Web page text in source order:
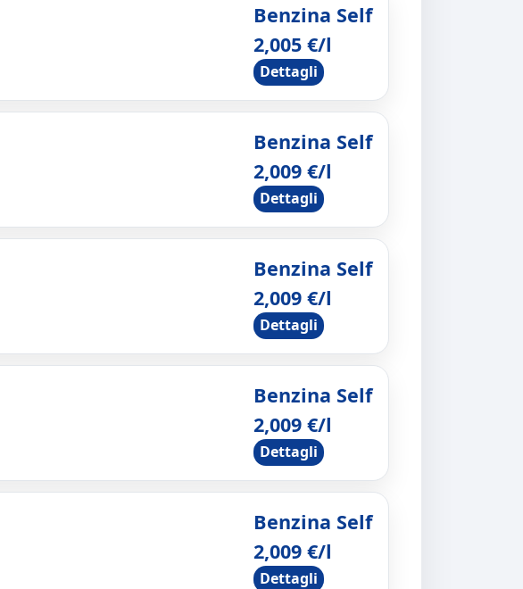
Benzina Self
2,005 €/l
Dettagli
Benzina Self
2,009 €/l
Dettagli
Benzina Self
2,009 €/l
Dettagli
Benzina Self
2,009 €/l
Dettagli
Benzina Self
2,009 €/l
Dettagli